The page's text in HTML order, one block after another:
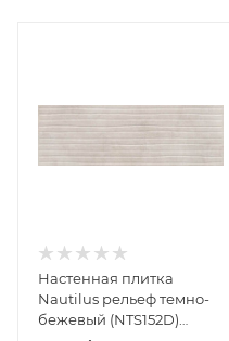
Настенная плитка
Nautilus рельеф темно-
бежевый (NTS152D)